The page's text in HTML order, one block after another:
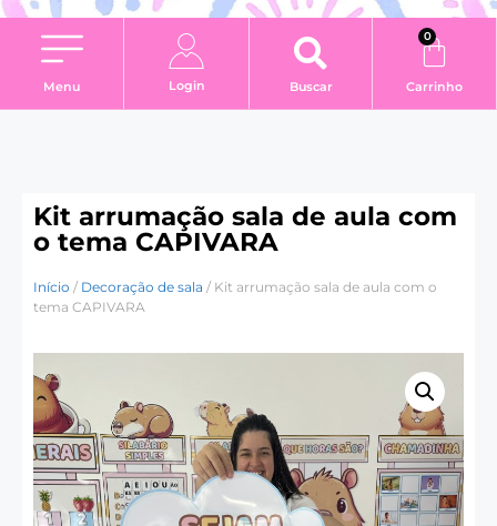
Menu Login Buscar
0
Carrinho
Kit arrumação sala de aula com
o tema CAPIVARA
Início / Decoração de sala / Kit arrumação sala de aula com o
tema CAPIVARA